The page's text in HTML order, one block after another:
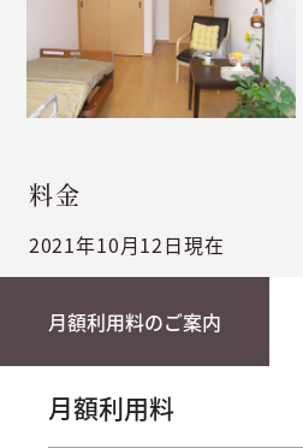
料金
2021年10月12日現在
月額利用料のご案内
月額利用料